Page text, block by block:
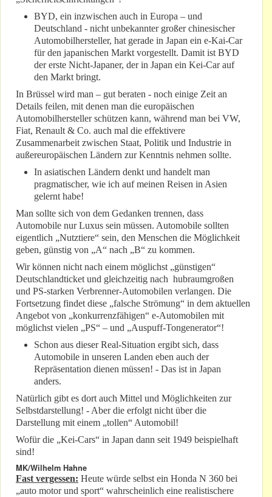
BYD, ein inzwischen auch in Europa – und
Deutschland - nicht unbekannter großer chinesischer
Automobilhersteller, hat gerade in Japan ein e-Kai-Car
für den japanischen Markt vorgestellt. Damit ist BYD
der erste Nicht-Japaner, der in Japan ein Kei-Car auf
den Markt bringt.
In Brüssel wird man – gut beraten - noch einige Zeit an
Details feilen, mit denen man die europäischen
Automobilhersteller schützen kann, während man bei VW,
Fiat, Renault & Co. auch mal die effektivere
Zusammenarbeit zwischen Staat, Politik und Industrie in
außereuropäischen Ländern zur Kenntnis nehmen sollte.
In asiatischen Ländern denkt und handelt man
pragmatischer, wie ich auf meinen Reisen in Asien
gelernt habe!
Man sollte sich von dem Gedanken trennen, dass
Automobile nur Luxus sein müssen. Automobile sollten
eigentlich „Nutztiere“ sein, den Menschen die Möglichkeit
geben, günstig von „A“ nach „B“ zu kommen.
Wir können nicht nach einem möglichst „günstigen“
Deutschlandticket und gleichzeitig nach hubraumgroßen
und PS-starken Verbrenner-Automobilen verlangen. Die
Fortsetzung findet diese „falsche Strömung“ in dem aktuellen
Angebot von „konkurrenzfähigen“ e-Automobilen mit
möglichst vielen „PS“ – und „Auspuff-Tongenerator“!
Schon aus dieser Real-Situation ergibt sich, dass
Automobile in unseren Landen eben auch der
Repräsentation dienen müssen! - Das ist in Japan
anders.
Natürlich gibt es dort auch Mittel und Möglichkeiten zur
Selbstdarstellung! - Aber die erfolgt nicht über die
Darstellung mit einem „tollen“ Automobil!
Wofür die „Kei-Cars“ in Japan dann seit 1949 beispielhaft
sind!
MK/Wilhelm Hahne
Fast vergessen: Heute würde selbst ein Honda N 360 bei
„auto motor und sport“ wahrscheinlich eine realistischere